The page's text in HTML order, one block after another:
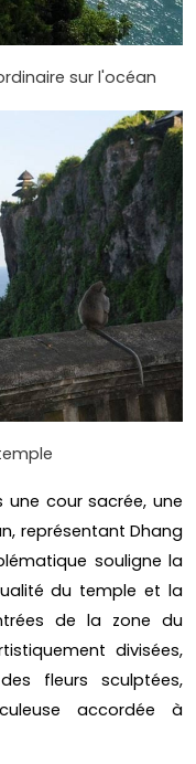
sur l'océan
une cour sacrée, une
représentant Dhang
souligne la
du temple et la
de la zone du
divisées,
fleurs sculptées,
accordée à